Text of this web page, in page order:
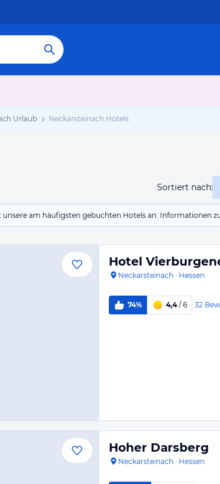
Urlaub Neckarsteinach Hotels
Sortiert nach:
unsere am häufigsten gebuchten Hotels an. Informationen
Hotel
Neckarsteinach · Hessen
74% 4,4/ 6 32
Hoher Darsberg
Neckarsteinach · Hessen